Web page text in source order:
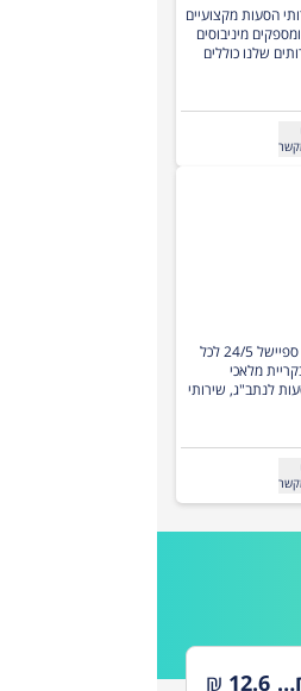
הסעות מקצועיים
מיניבוסים
עד 19 איש. השירותים שלנו כוללים
לכל צורך. כמו כן,
נוחה ובטוחה.
נסיעה נעימה
שירות מקצועי,
מזמינים ונוסעים - פשוט, מהיר ומדויק! מוניות ספיישל 24/5 לכל
מלאכי
לנתב"ג, שירותי
גג אחת, עם
כל נסיעה
הגבוהה ביותר -
בזכות נהגים
לבחור את המסלול
הנכון כדי לקצר זמנים ולהבטיח נסיעה רציפה ונעימה. צי הרכבים
משפחות
ומדויק, עם
פתיחת מונה מחיר לפתיחת מונה בתעריף 1, כולל מע"מ. מחיר פתיחת מונה בתעריף 1 באילת הוא 10.42 ש"ח אחרי קיזוז מע"מ 12.6
₪